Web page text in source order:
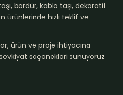
bordür, kablo taşı, dekoratif
ürünlerinde hızlı teklif ve
ürün ve proje ihtiyacına
seçenekleri sunuyoruz.